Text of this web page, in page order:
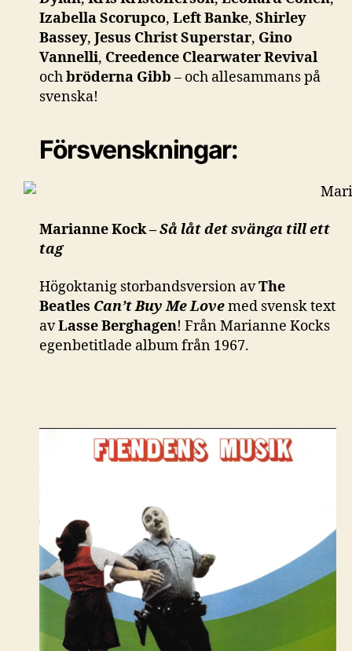
Izabella Scorupco, Left Banke, Shirley
Bassey, Jesus Christ Superstar, Gino
Vannelli, Creedence Clearwater Revival
ochbröderna Gibb – och allesammans på
svenska!
Försvenskningar:
Marianne Kock –Så låt det svänga till ett
tag
Högoktanig storbandsversion avThe
Beatles Can’t Buy Me Lovemed svensk text
avLasse Berghagen! Från Marianne Kocks
egenbetitlade album från 1967.